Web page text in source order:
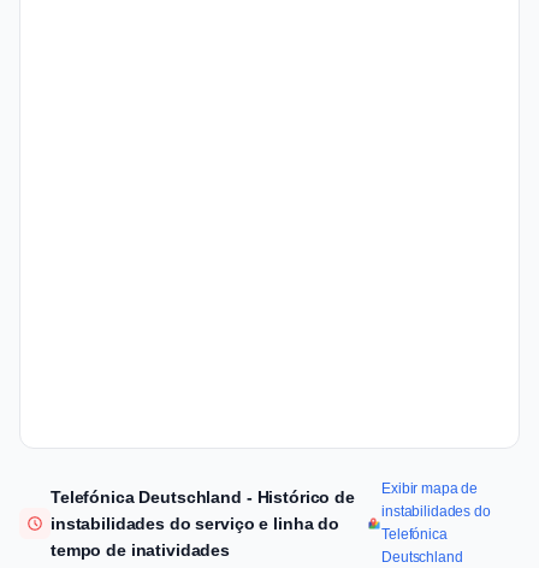
Telefónica Deutschland - Histórico de
instabilidades do serviço e linha do
tempo de inatividades
Exibir mapa de
instabilidades do
Telefónica
Deutschland